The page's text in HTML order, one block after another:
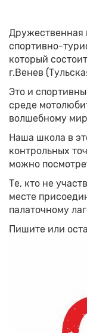
Дружественная
спортивно-
который
г.Венев
Это и
среде
волшебному
Наша школа в
контрольных
можно
Те, кто не
месте
палаточному
Пишите или